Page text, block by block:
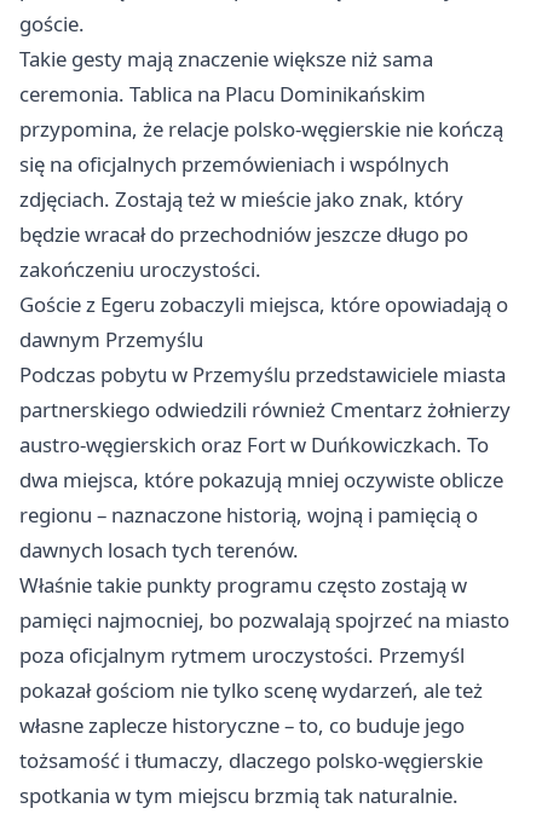
goście.
Takie gesty mają znaczenie większe niż sama
ceremonia. Tablica na Placu Dominikańskim
przypomina, że relacje polsko-węgierskie nie kończą
się na oficjalnych przemówieniach i wspólnych
zdjęciach. Zostają też w mieście jako znak, który
będzie wracał do przechodniów jeszcze długo po
zakończeniu uroczystości.
Goście z Egeru zobaczyli miejsca, które opowiadają o
dawnym Przemyślu
Podczas pobytu w Przemyślu przedstawiciele miasta
partnerskiego odwiedzili również Cmentarz żołnierzy
austro-węgierskich oraz Fort w Duńkowiczkach. To
dwa miejsca, które pokazują mniej oczywiste oblicze
regionu – naznaczone historią, wojną i pamięcią o
dawnych losach tych terenów.
Właśnie takie punkty programu często zostają w
pamięci najmocniej, bo pozwalają spojrzeć na miasto
poza oficjalnym rytmem uroczystości. Przemyśl
pokazał gościom nie tylko scenę wydarzeń, ale też
własne zaplecze historyczne – to, co buduje jego
tożsamość i tłumaczy, dlaczego polsko-węgierskie
spotkania w tym miejscu brzmią tak naturalnie.